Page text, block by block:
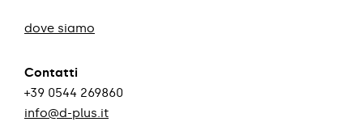
dove siamo
Contatti
+39 0544 269860
info@d-plus.it